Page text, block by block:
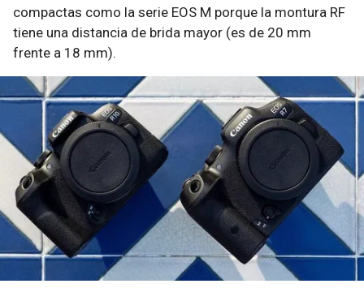
compactas como la serie EOS M porque la montura RF
tiene una distancia de brida mayor (es de 20 mm
frente a 18 mm).